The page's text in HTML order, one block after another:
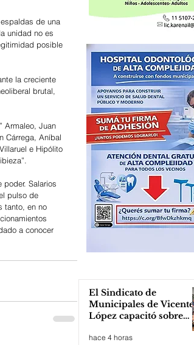
de una
unidad no es
posible
la creciente
brutal,
Armaleo, Juan
Cárrega, Aníbal
e Hipólito
Salarios
pulso de
tanto, en no
a conocer
El Sindicato de
Municipales de Vicente
López capacitó sobre
hace 4 horas